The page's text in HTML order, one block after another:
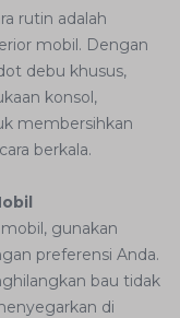
rutin adalah
mobil. Dengan
debu khusus,
konsol,
membersihkan
berkala.
gunakan
preferensi Anda.
bau tidak
di